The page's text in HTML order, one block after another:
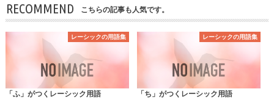
RECOMMEND こちらの記事も人気です。
レーシックの用語集
「ふ」がつくレーシック用語
レーシックの用語集
「ち」がつくレーシック用語